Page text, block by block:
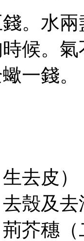
錢。水
候。
一錢。
生去皮
去殼及
芥穗